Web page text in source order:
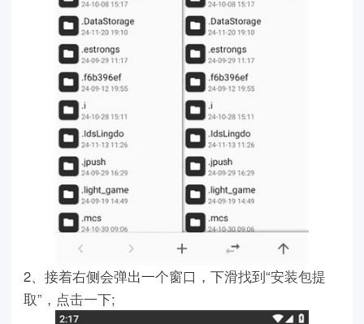
2、接着右侧会弹出一个窗口，下滑找到“安装包提
取”，点击一下;